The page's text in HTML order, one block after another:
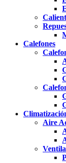
Calefones
Aire